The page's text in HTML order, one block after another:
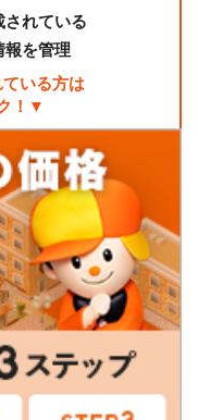
れている
報を管理
いる方は
！▼